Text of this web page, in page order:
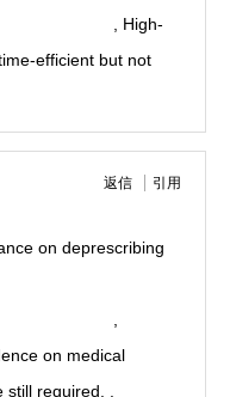
, High-
efficient but not
返信 引用
on deprescribing
on medical
required. .